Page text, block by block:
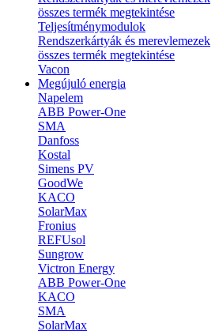
összes termék megtekintése
Teljesítménymodulok
Rendszerkártyák és merevlemezek
összes termék megtekintése
Vacon
Megújuló energia
Napelem
ABB Power-One
SMA
Danfoss
Kostal
Simens PV
GoodWe
KACO
SolarMax
Fronius
REFUsol
Sungrow
Victron Energy
ABB Power-One
KACO
SMA
SolarMax